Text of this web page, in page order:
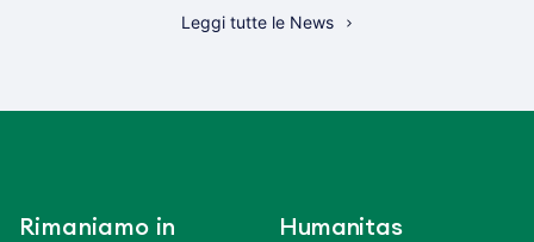
Leggi tutte le News
Rimaniamo in
Humanitas